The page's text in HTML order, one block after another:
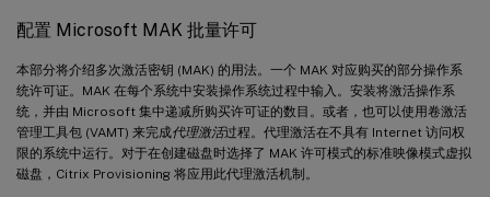
配置 Microsoft MAK 批量许可
本部分将介绍多次激活密钥 (MAK) 的用法。一个 MAK 对应购买的部分操作系
统许可证。MAK 在每个系统中安装操作系统过程中输入。安装将激活操作系
统，并由 Microsoft 集中递减所购买许可证的数目。或者，也可以使用卷激活
管理工具包 (VAMT) 来完成代理激活过程。代理激活在不具有 Internet 访问权
限的系统中运行。对于在创建磁盘时选择了 MAK 许可模式的标准映像模式虚拟
磁盘，Citrix Provisioning 将应用此代理激活机制。